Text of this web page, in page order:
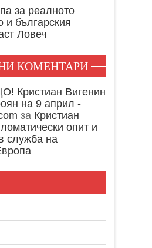
за реалното
и българския
Ловеч
КОМЕНТАРИ
Кристиан Вигенин
на 9 април -
за Кристиан
опит и
служба на